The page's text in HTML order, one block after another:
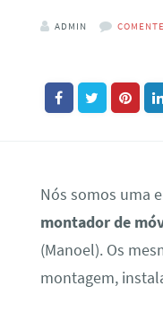
ADMIN
Nós somos uma
montador de
(Manoel). Os
montagem,